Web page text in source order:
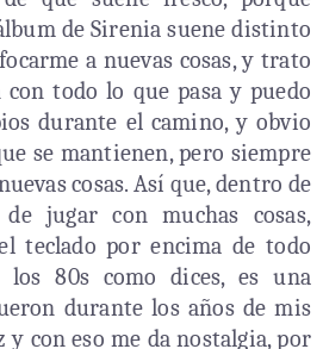
de Sirenia suene distinto
a nuevas cosas, y trato
todo lo que pasa y puedo
durante el camino, y obvio
se mantienen, pero siempre
cosas. Así que, dentro de
jugar con muchas cosas,
teclado por encima de todo
los 80s como dices, es una
durante los años de mis
y con eso me da nostalgia, por